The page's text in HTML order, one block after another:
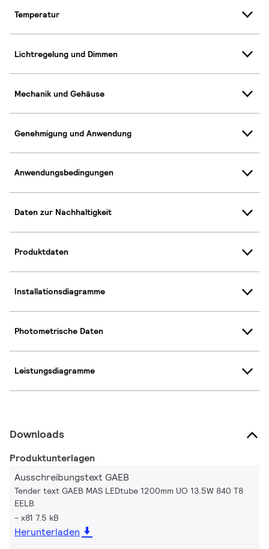
Temperatur
Lichtregelung und Dimmen
Mechanik und Gehäuse
Genehmigung und Anwendung
Anwendungsbedingungen
Daten zur Nachhaltigkeit
Produktdaten
Installationsdiagramme
Photometrische Daten
Leistungsdiagramme
Downloads
Produktunterlagen
Ausschreibungstext GAEB
Tender text GAEB MAS LEDtube 1200mm UO 13.5W 840 T8
EELB
x81 7.5 kB
Herunterladen